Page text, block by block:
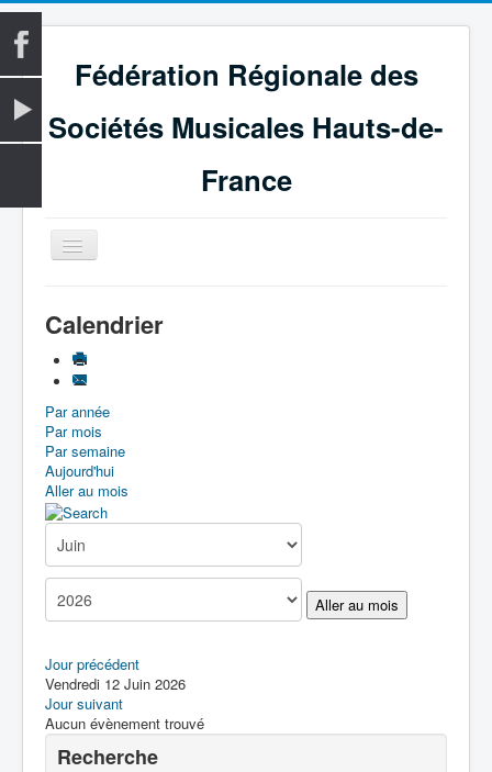
Fédération Régionale des
Sociétés Musicales Hauts-de-
France
Basculer
la
La Fédération
Vie fédérale
Examens
Le Magazine
Les Médailles
Boîte à Outils
Contact
Calendrier
Par année
Par mois
Par semaine
Aujourd'hui
Aller au mois
Aller au mois
Jour précédent
Vendredi 12 Juin 2026
Jour suivant
Aucun évènement trouvé
Recherche